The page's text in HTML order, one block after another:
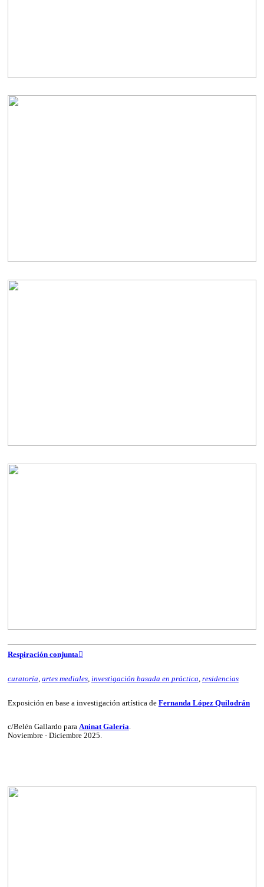
Respiración conjunta︎︎︎
curatoría, artes mediales, investigación basada en práctica, residencias
Exposición en base a investigación artística de Fernanda López Quilodrán
c/Belén Gallardo para Aninat Galería.
Noviembre - Diciembre 2025.